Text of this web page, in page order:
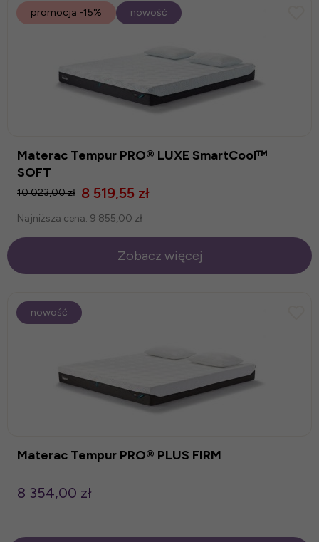
Materac Tempur PRO® LUXE SmartCool™
SOFT
8 519,55 zł
10 023,00 zł
Najniższa cena: 9 855,00 zł
Zobacz więcej
promocja -15% nowość
Materac Tempur PRO® PLUS FIRM
8 354,00 zł
nowość